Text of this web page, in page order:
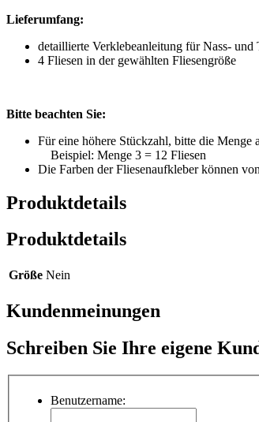
Lieferumfang:
detaillierte Verklebeanleitung für Nass- und
4 Fliesen in der gewählten Fliesengröße
Bitte beachten Sie:
Für eine höhere Stückzahl, bitte die Menge
Beispiel: Menge 3 = 12 Fliesen
Die Farben der Fliesenaufkleber können
Produktdetails
Produktdetails
Größe Nein
Kundenmeinungen
Schreiben Sie Ihre eigene
Benutzername: